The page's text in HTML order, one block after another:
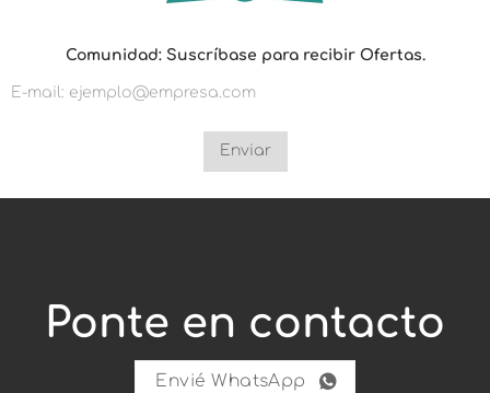
e
i
i
r
p
a
.
Comunidad: Suscríbase para recibir Ofertas.
Enviar
Ponte en contacto
Envié WhatsApp